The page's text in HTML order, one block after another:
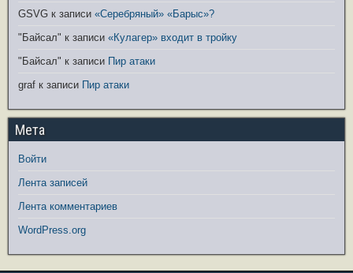
GSVG к записи «Серебряный» «Барыс»?
"Байсал" к записи «Кулагер» входит в тройку
"Байсал" к записи Пир атаки
graf к записи Пир атаки
Мета
Войти
Лента записей
Лента комментариев
WordPress.org